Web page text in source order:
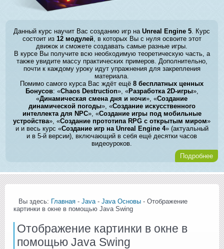
Данный курс научит Вас созданию игр наUnreal Engine 5 . Курс
состоит из 12 модулей, в которых Вы с нуля освоите этот
движок и сможете создавать самые разные игры.
В курсе Вы получите всю необходимую теоретическую часть, а
также увидите массу практических примеров. Дополнительно,
почти к каждому уроку идут упражнения для закрепления
материала.
Помимо самого курса Вас ждёт ещё8 бесплатных ценных
Бонусов: «Chaos Destruction», «Разработка 2D-игры»,
«Динамическая смена дня и ночи», «Создание
динамической погоды», «Создание искусственного
интеллекта для NPC», «Создание игры под мобильные
устройства», «Создание прототипа RPG с открытым миром»
и и весь курс «Создание игр на Unreal Engine 4» (актуальный
и в 5-й версии), включающий в себя ещё десятки часов
видеоуроков.
Подробнее
Вы здесь: Главная - Java - Java Основы - Отображение
картинки в окне в помощью Java Swing
Отображение картинки в окне в
помощью Java Swing